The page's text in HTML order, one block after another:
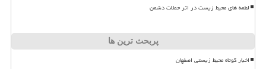
لطمه های محیط زیست در اثر حملات دشمن
پربحث ترین ها
اخبار کوتاه محیط زیستی اصفهان